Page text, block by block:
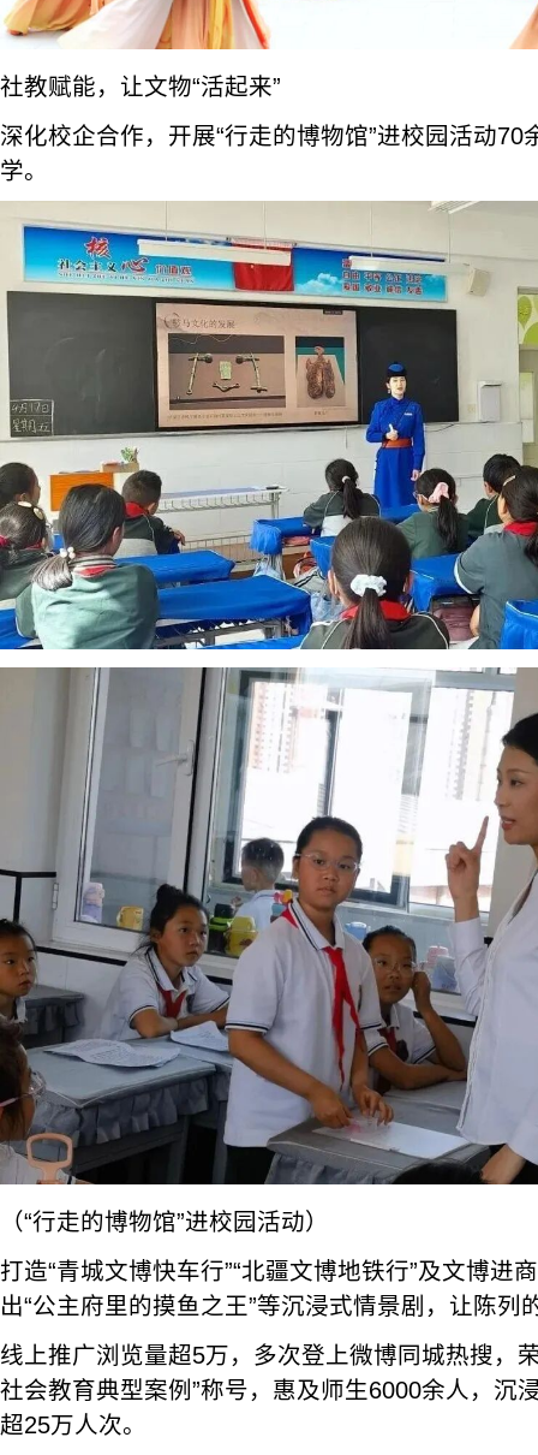
社教赋能，让文物“活起来”
深化校企合作，开展“行走的博物馆”进校园活动70
学。
（“行走的博物馆”进校园活动）
打造“青城文博快车行”“北疆文博地铁行”及文博进
出“公主府里的摸鱼之王”等沉浸式情景剧，让陈列
线上推广浏览量超5万，多次登上微博同城热搜，
社会教育典型案例”称号，惠及师生6000余人，沉
超25万人次。